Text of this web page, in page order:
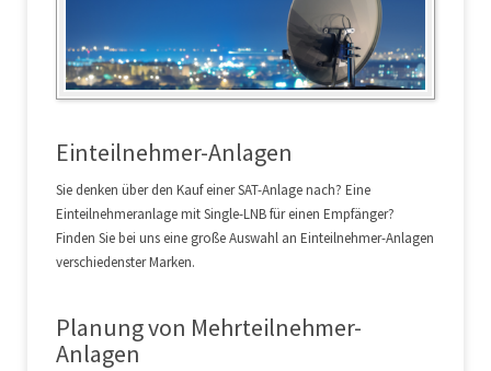
Einteilnehmer-Anlagen
Sie denken über den Kauf einer SAT-Anlage nach? Eine
Einteilnehmeranlage mit Single-LNB für einen Empfänger?
Finden Sie bei uns eine große Auswahl an Einteilnehmer-Anlagen
verschiedenster Marken.
Planung von Mehrteilnehmer-
Anlagen